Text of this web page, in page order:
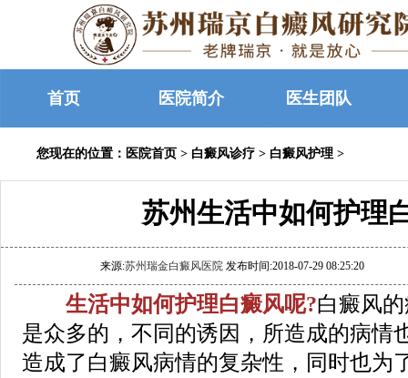
首页 医院简介 医生团队
您现在的位置： 医院首页 > 白癜风诊疗 > 白癜风护理 >
苏州生活中如何护理
来源:苏州瑞金白癜风医院 发布时间:2018-07-29 08:25:20
生活中如何护理白癜风呢?白癜风
是众多的，不同的诱因，所造成的病情
造成了白癜风病情的复杂性，同时也为